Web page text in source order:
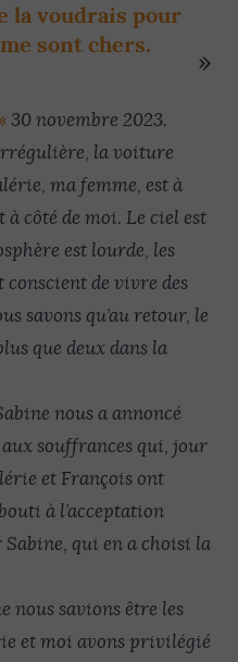
la voudrais pour
sont chers.
30 novembre 2023.
la voiture
ma femme, est à
côté de moi. Le ciel est
est lourde, les
conscient de vivre des
savons qu’au retour, le
que deux dans la
nous a annoncé
souffrances qui, jour
et François ont
à l’acceptation
qui en a choisi la
nous savions être les
et moi avons privilégié